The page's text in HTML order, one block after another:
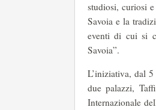
studiosi, curiosi
Savoia e la
eventi di cui si
Savoia”.
L’iniziativa, dal
due palazzi,
Internazionale